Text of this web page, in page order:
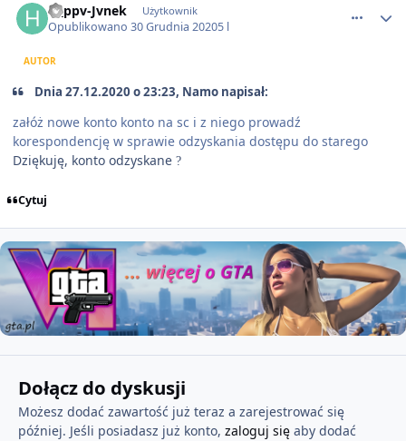
H_ppv-Jvnek Użytkownik
Opublikowano30 Grudnia 20205 l
AUTOR
Dnia 27.12.2020 o 23:23, Namo napisał:
załóż nowe konto konto na sc i z niego prowadź
korespondencję w sprawie odzyskania dostępu do starego
Dziękuję, konto odzyskane ?
Cytuj
Dołącz do dyskusji
Możesz dodać zawartość już teraz a zarejestrować się
później. Jeśli posiadasz już konto, zaloguj sięaby dodać